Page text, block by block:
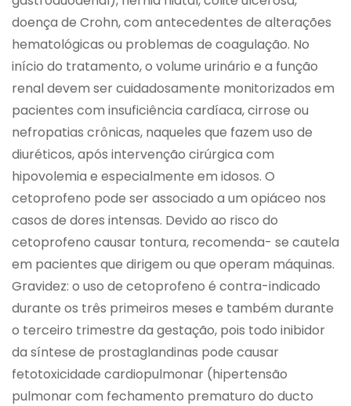
doença de Crohn, com antecedentes de alterações
hematológicas ou problemas de coagulação. No
início do tratamento, o volume urinário e a função
renal devem ser cuidadosamente monitorizados em
pacientes com insuficiência cardíaca, cirrose ou
nefropatias crônicas, naqueles que fazem uso de
diuréticos, após intervenção cirúrgica com
hipovolemia e especialmente em idosos. O
cetoprofeno pode ser associado a um opiáceo nos
casos de dores intensas. Devido ao risco do
cetoprofeno causar tontura, recomenda- se cautela
em pacientes que dirigem ou que operam máquinas.
Gravidez: o uso de cetoprofeno é contra-indicado
durante os três primeiros meses e também durante
o terceiro trimestre da gestação, pois todo inibidor
da síntese de prostaglandinas pode causar
fetotoxicidade cardiopulmonar (hipertensão
pulmonar com fechamento prematuro do ducto